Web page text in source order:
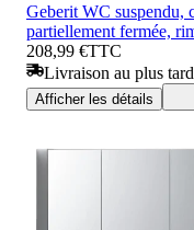
Geberit WC suspendu,
partiellement fermée,
208,99 €TTC
Livraison au plus
Afficher les détails